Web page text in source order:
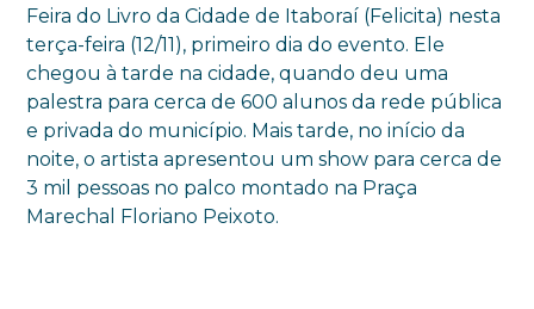
Feira do Livro da Cidade de Itaboraí (Felicita) nesta
terça-feira (12/11), primeiro dia do evento. Ele
chegou à tarde na cidade, quando deu uma
palestra para cerca de 600 alunos da rede pública
e privada do município. Mais tarde, no início da
noite, o artista apresentou um show para cerca de
3 mil pessoas no palco montado na Praça
Marechal Floriano Peixoto.